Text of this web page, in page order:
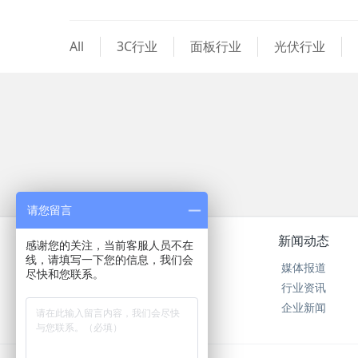
All 3C行业 面板行业 光伏行业
关于我们
公司简介
在线反馈
新闻动态
媒体报道
行业资讯
企业新闻
请您留言
感谢您的关注，当前客服人员不在
线，请填写一下您的信息，我们会
尽快和您联系。